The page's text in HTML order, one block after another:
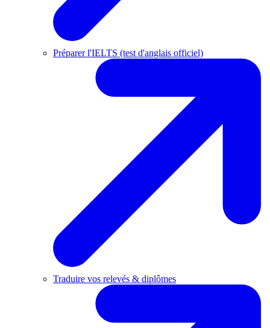
Préparer l'IELTS (test d'anglais officiel)
Traduire vos relevés & diplômes